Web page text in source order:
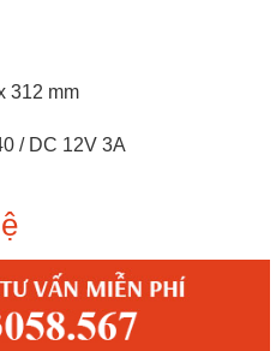
312 mm
/ DC 12V 3A